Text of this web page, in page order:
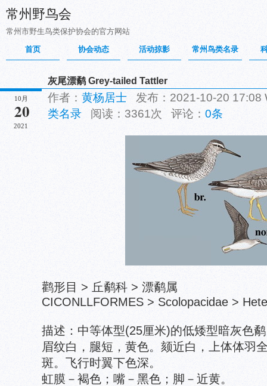
常州野鸟会
常州市野生鸟类保护协会的官方网站
首页
协会动态 活动掠影 常州鸟类名录
10月
20
2021
灰尾漂鹬 Grey-tailed Tattler
作者： 黄杨居士 发布：2021-10-20
类名录 阅读：3361次 评论： 0条
鹳形目 > 丘鹬科 > 漂鹬属
CICONLLFORMES > Scolopacidae >
描述：中等体型(25厘米)的低矮型暗灰色
眉纹白，腿短，黄色。颏近白，上体体羽
斑。飞行时翼下色深。
虹膜－褐色；嘴－黑色；脚－近黄。